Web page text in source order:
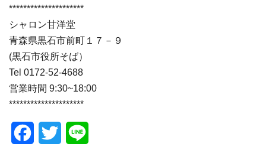
*********************
シャロン甘洋堂
青森県黒石市前町１７－９
(黒石市役所そば）
Tel 0172-52-4688
営業時間 9:30~18:00
*********************
FacebookTwitter